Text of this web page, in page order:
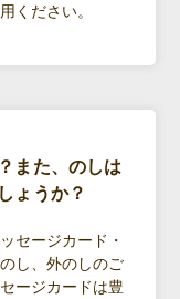
ください。
また、のしは
ょうか？
セージカード・
し、外のしのご
ージカードは豊